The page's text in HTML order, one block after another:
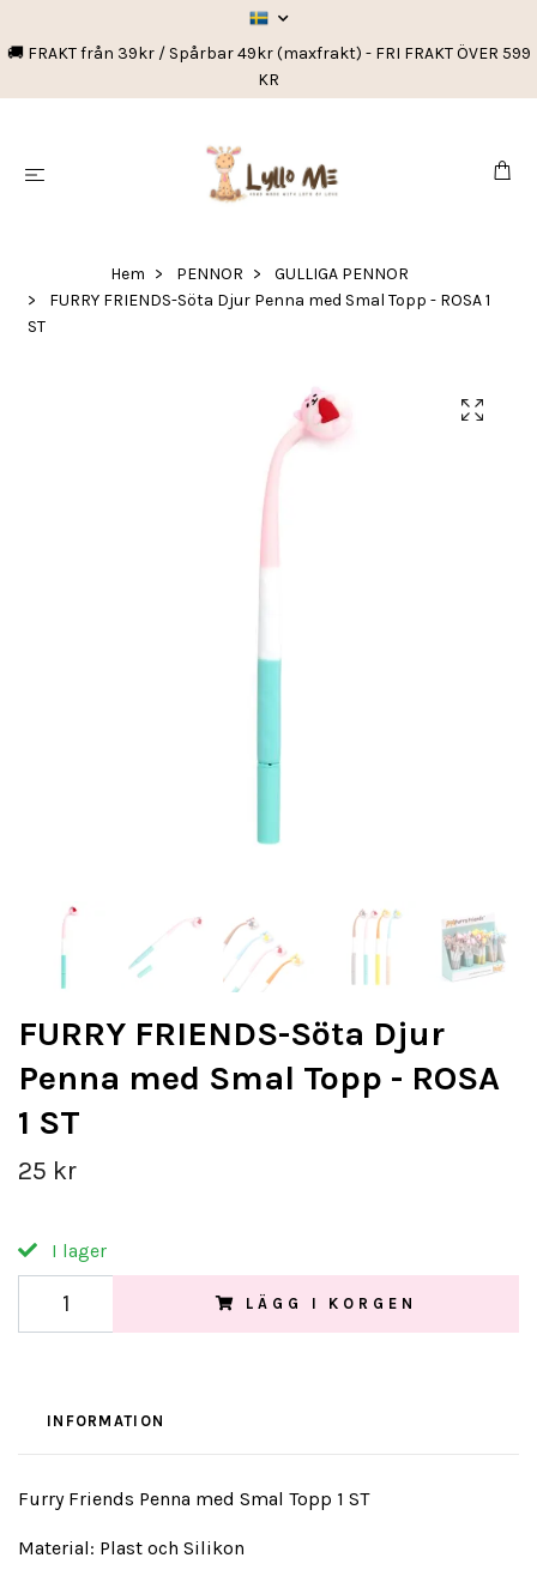
🚚 FRAKT från 39kr / Spårbar 49kr (maxfrakt) - FRI FRAKT ÖVER 599
KR
Hem PENNOR
GULLIGA PENNOR
FURRY FRIENDS-Söta Djur Penna med Smal Topp - ROSA 1
ST
FURRY FRIENDS-Söta Djur
Penna med Smal Topp - ROSA
1 ST
25 kr
I lager
LÄGG I KORGEN
INFORMATION
Furry Friends Penna med Smal Topp 1 ST
Material: Plast och Silikon